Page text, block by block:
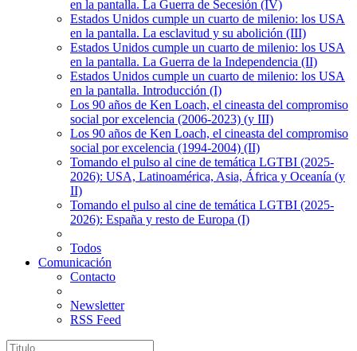
en la pantalla. La Guerra de Secesión (IV)
Estados Unidos cumple un cuarto de milenio: los USA
en la pantalla. La esclavitud y su abolición (III)
Estados Unidos cumple un cuarto de milenio: los USA
en la pantalla. La Guerra de la Independencia (II)
Estados Unidos cumple un cuarto de milenio: los USA
en la pantalla. Introducción (I)
Los 90 años de Ken Loach, el cineasta del compromiso
social por excelencia (2006-2023) (y III)
Los 90 años de Ken Loach, el cineasta del compromiso
social por excelencia (1994-2004) (II)
Tomando el pulso al cine de temática LGTBI (2025-
2026): USA, Latinoamérica, Asia, África y Oceanía (y
II)
Tomando el pulso al cine de temática LGTBI (2025-
2026): España y resto de Europa (I)
Todos
Comunicación
Contacto
Newsletter
RSS Feed